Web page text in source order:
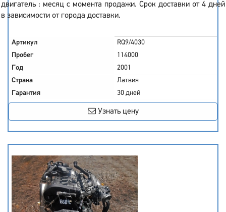
двигатель : месяц с момента продажи. Срок доставки от 4 дней
в зависимости от города доставки.
Артикул
RQ9/4030
Пробег
114000
Год
2001
Страна
Латвия
Гарантия
30 дней
Узнать цену